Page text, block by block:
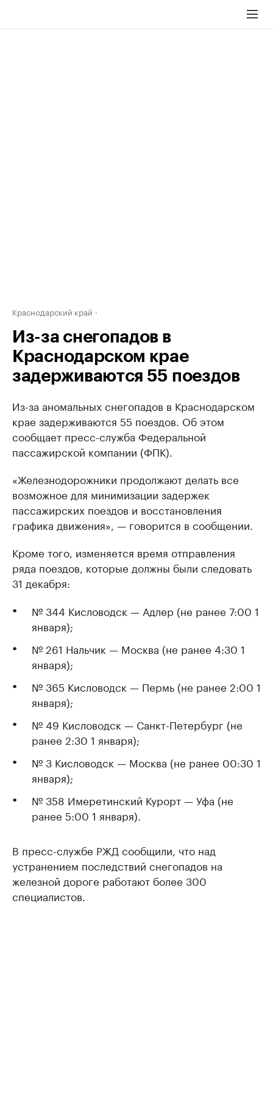
Краснодарский край
Из-за снегопадов в
Краснодарском крае
задерживаются 55 поездов
Из-за аномальных снегопадов в Краснодарском
крае задерживаются 55 поездов. Об этом
сообщает пресс-служба Федеральной
пассажирской компании (ФПК).
«Железнодорожники продолжают делать все
возможное для минимизации задержек
пассажирских поездов и восстановления
графика движения», — говорится в сообщении.
Кроме того, изменяется время отправления
ряда поездов, которые должны были следовать
31 декабря:
№ 344 Кисловодск — Адлер (не ранее 7:00 1
января);
№ 261 Нальчик — Москва (не ранее 4:30 1
января);
№ 365 Кисловодск — Пермь (не ранее 2:00 1
января);
№ 49 Кисловодск — Санкт-Петербург (не
ранее 2:30 1 января);
№ 3 Кисловодск — Москва (не ранее 00:30 1
января);
№ 358 Имеретинский Курорт — Уфа (не
ранее 5:00 1 января).
В пресс-службе РЖД сообщили, что над
устранением последствий снегопадов на
железной дороге работают более 300
специалистов.